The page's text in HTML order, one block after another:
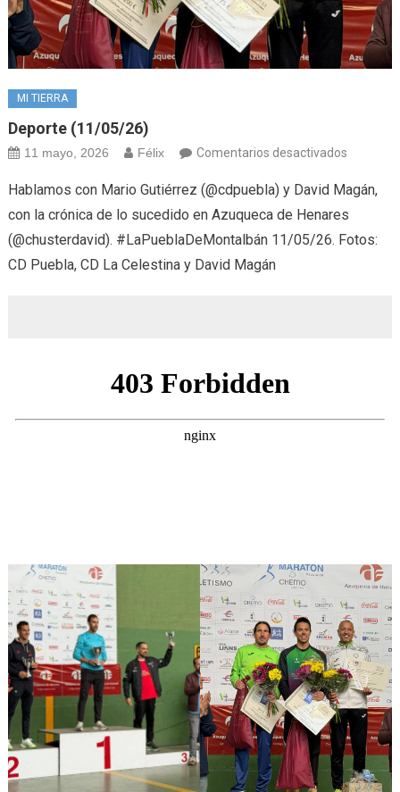
MI TIERRA
Deporte (11/05/26)
11 mayo, 2026 Félix Comentarios desactivadosen
(11/05/
Hablamos con Mario Gutiérrez (@cdpuebla) y David Magán,
con la crónica de lo sucedido en Azuqueca de Henares
(@chusterdavid). #LaPueblaDeMontalbán 11/05/26. Fotos:
CD Puebla, CD La Celestina y David Magán